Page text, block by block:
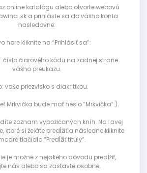
online katalógu alebo otvorte webovú
a prihláste sa do vášho konta
nasledovne:
hore kliknite na “Prihlásiť sa”:
číslo čiarového kódu na zadnej strane
vášho preukazu.
vaše priezvisko s diakritikou.
Mrkvička bude mať heslo “Mrkvička”.).
zoznam vypožičaných kníh. Na ľavej
ktoré si želáte predĺžiť a následne kliknite
tlačidlo “Predĺžiť tituly”.
je možné z nejakého dôvodu predĺžiť,
nás alebo sa zastavte osobne.